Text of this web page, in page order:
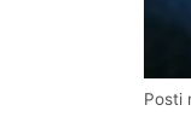
Posti